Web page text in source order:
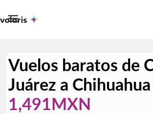

Vuelos baratos de
Juárez a
1,491MXN